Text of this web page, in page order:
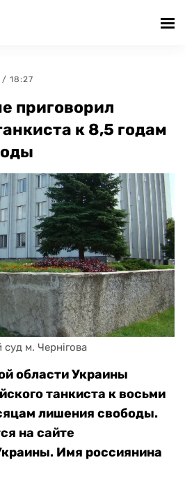
/ 18:27
приговорил
к 8,5 годам
м. Чернігова
области Украины
танкиста к восьми
лишения свободы.
на сайте
Имя россиянина